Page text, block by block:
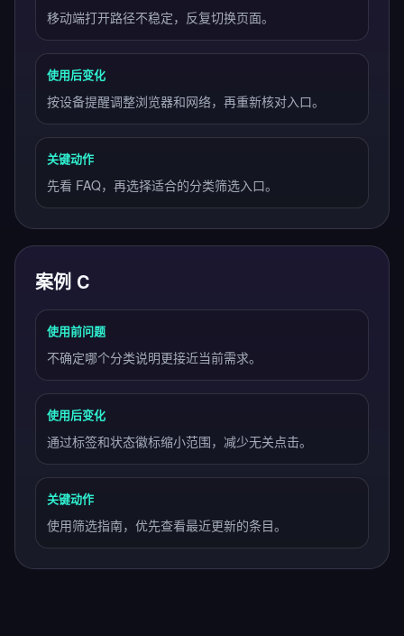
移动端打开路径不稳定，反复切换页面。
使用后变化
按设备提醒调整浏览器和网络，再重新核对入口。
关键动作
先看 FAQ，再选择适合的分类筛选入口。
案例 C
使用前问题
不确定哪个分类说明更接近当前需求。
使用后变化
通过标签和状态徽标缩小范围，减少无关点击。
关键动作
使用筛选指南，优先查看最近更新的条目。